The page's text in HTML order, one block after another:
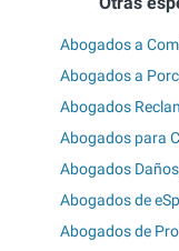
Abogados a
Abogados a
Abogados
Abogados para
Abogados
Abogados de
Abogados de